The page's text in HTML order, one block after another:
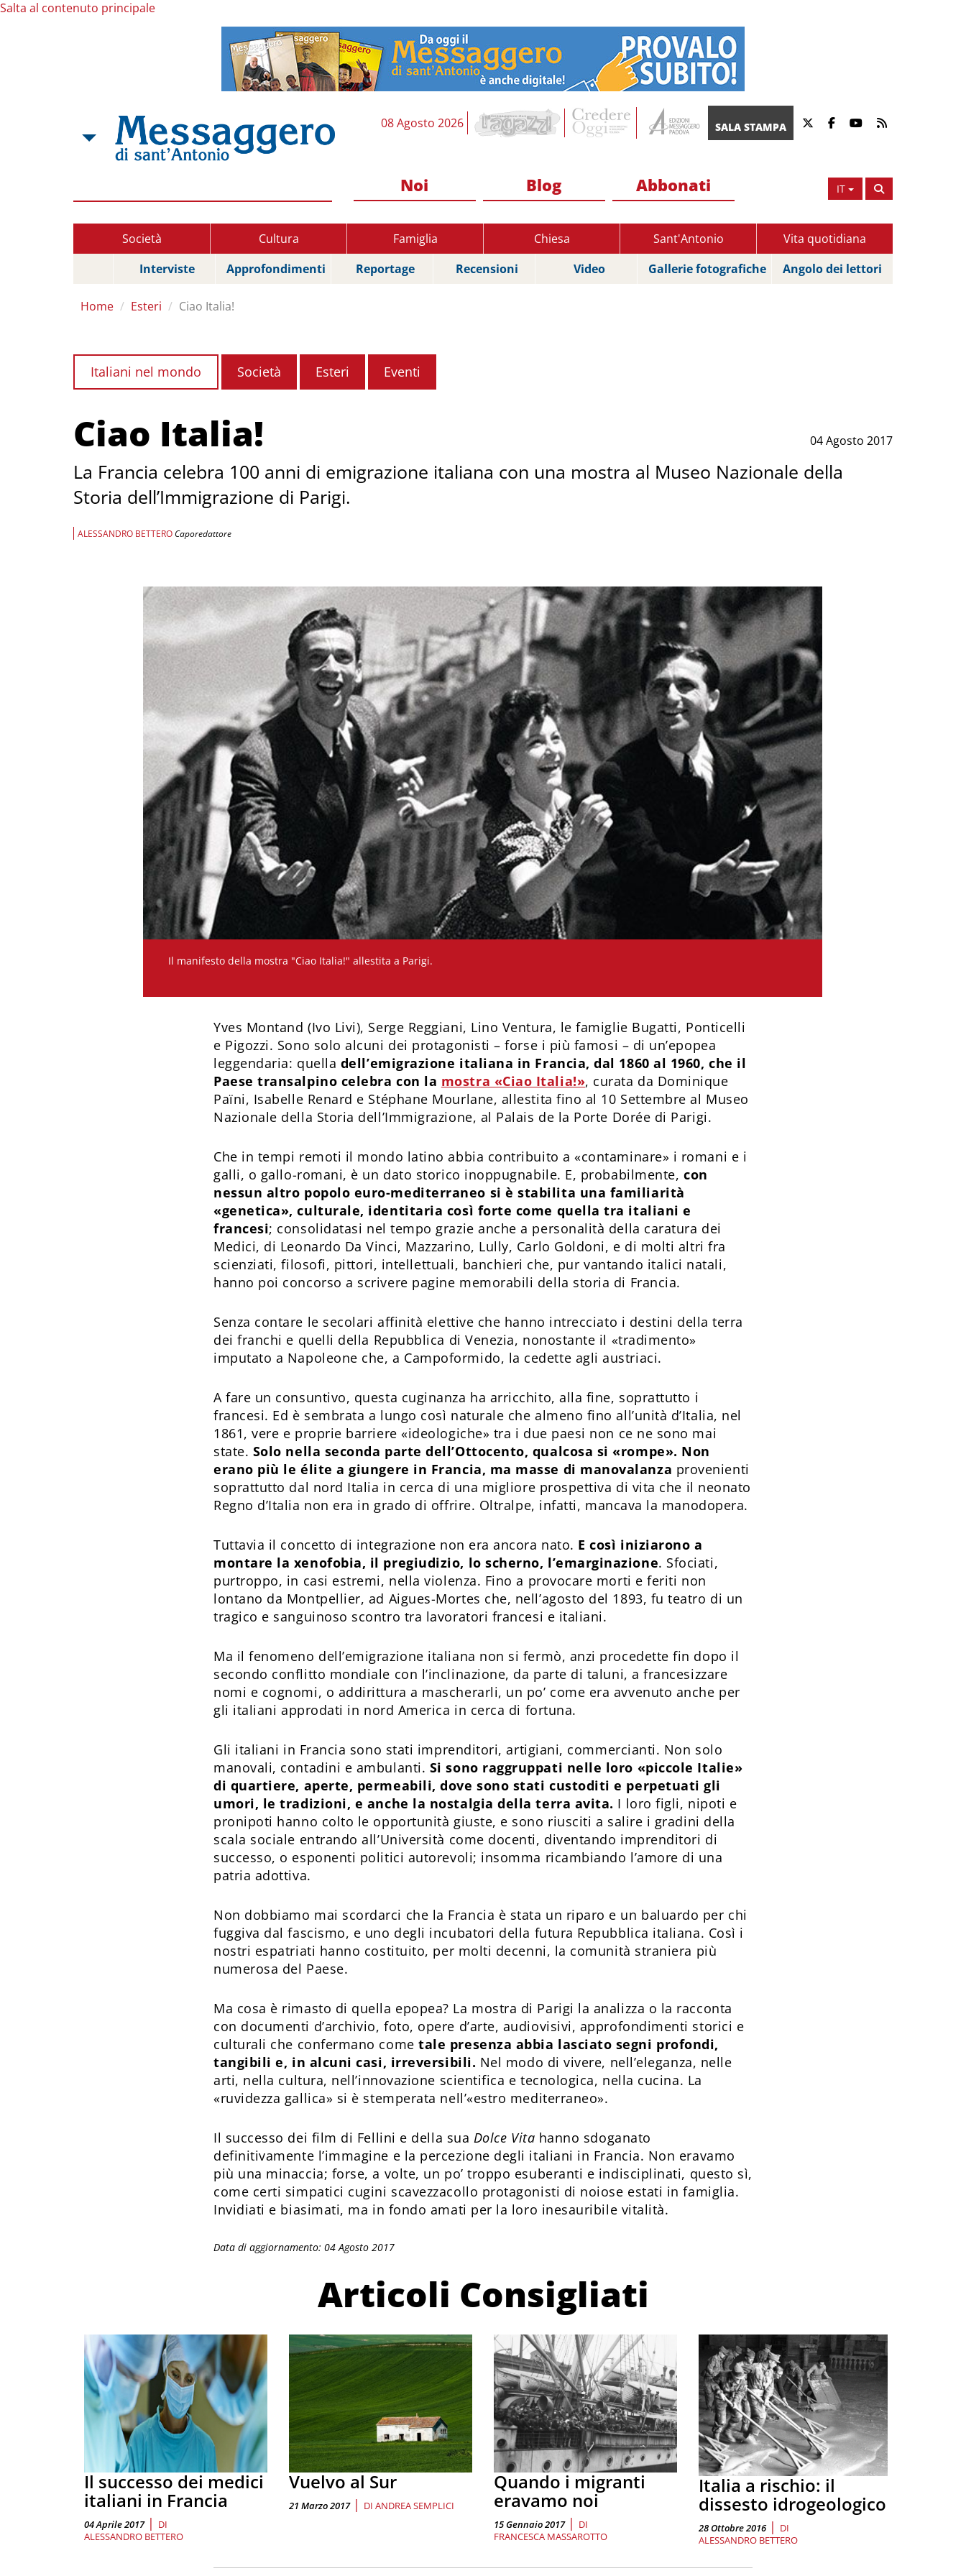
Salta al contenuto principale
08 Agosto 2026 SALA STAMPA
IT
Noi Blog Abbonati
Società Cultura Famiglia Chiesa Sant'Antonio
Vita quotidiana
Interviste
Approfondimenti Reportage Recensioni Video Gallerie fotografiche Angolo dei lettori
Home Esteri Ciao Italia!
Italiani nel mondo Società Esteri Eventi
04 Agosto 2017
Ciao Italia!
La Francia celebra 100 anni di emigrazione italiana con una mostra al Museo Nazionale della
Storia dell’Immigrazione di Parigi.
ALESSANDRO BETTEROCaporedattore
Il manifesto della mostra "Ciao Italia!" allestita a Parigi.
Yves Montand (Ivo Livi), Serge Reggiani, Lino Ventura, le famiglie Bugatti, Ponticelli
e Pigozzi. Sono solo alcuni dei protagonisti – forse i più famosi – di un’epopea
leggendaria: quella dell’emigrazione italiana in Francia, dal 1860 al 1960, che il
Paese transalpino celebra con la mostra «Ciao Italia!», curata da Dominique
Païni, Isabelle Renard e Stéphane Mourlane, allestita fino al 10 Settembre al Museo
Nazionale della Storia dell’Immigrazione, al Palais de la Porte Dorée di Parigi.
Che in tempi remoti il mondo latino abbia contribuito a «contaminare» i romani e i
galli, o gallo-romani, è un dato storico inoppugnabile. E, probabilmente, con
nessun altro popolo euro-mediterraneo si è stabilita una familiarità
«genetica», culturale, identitaria così forte come quella tra italiani e
francesi; consolidatasi nel tempo grazie anche a personalità della caratura dei
Medici, di Leonardo Da Vinci, Mazzarino, Lully, Carlo Goldoni, e di molti altri fra
scienziati, filosofi, pittori, intellettuali, banchieri che, pur vantando italici natali,
hanno poi concorso a scrivere pagine memorabili della storia di Francia.
Senza contare le secolari affinità elettive che hanno intrecciato i destini della terra
dei franchi e quelli della Repubblica di Venezia, nonostante il «tradimento»
imputato a Napoleone che, a Campoformido, la cedette agli austriaci.
A fare un consuntivo, questa cuginanza ha arricchito, alla fine, soprattutto i
francesi. Ed è sembrata a lungo così naturale che almeno fino all’unità d’Italia, nel
1861, vere e proprie barriere «ideologiche» tra i due paesi non ce ne sono mai
state. Solo nella seconda parte dell’Ottocento, qualcosa si «rompe». Non
erano più le élite a giungere in Francia, ma masse di manovalanza provenienti
soprattutto dal nord Italia in cerca di una migliore prospettiva di vita che il neonato
Regno d’Italia non era in grado di offrire. Oltralpe, infatti, mancava la manodopera.
Tuttavia il concetto di integrazione non era ancora nato. E così iniziarono a
montare la xenofobia, il pregiudizio, lo scherno, l’emarginazione. Sfociati,
purtroppo, in casi estremi, nella violenza. Fino a provocare morti e feriti non
lontano da Montpellier, ad Aigues-Mortes che, nell’agosto del 1893, fu teatro di un
tragico e sanguinoso scontro tra lavoratori francesi e italiani.
Ma il fenomeno dell’emigrazione italiana non si fermò, anzi procedette fin dopo il
secondo conflitto mondiale con l’inclinazione, da parte di taluni, a francesizzare
nomi e cognomi, o addirittura a mascherarli, un po’ come era avvenuto anche per
gli italiani approdati in nord America in cerca di fortuna.
Gli italiani in Francia sono stati imprenditori, artigiani, commercianti. Non solo
manovali, contadini e ambulanti. Si sono raggruppati nelle loro «piccole Italie»
di quartiere, aperte, permeabili, dove sono stati custoditi e perpetuati gli
umori, le tradizioni, e anche la nostalgia della terra avita. I loro figli, nipoti e
pronipoti hanno colto le opportunità giuste, e sono riusciti a salire i gradini della
scala sociale entrando all’Università come docenti, diventando imprenditori di
successo, o esponenti politici autorevoli; insomma ricambiando l’amore di una
patria adottiva.
Non dobbiamo mai scordarci che la Francia è stata un riparo e un baluardo per chi
fuggiva dal fascismo, e uno degli incubatori della futura Repubblica italiana. Così i
nostri espatriati hanno costituito, per molti decenni, la comunità straniera più
numerosa del Paese.
Ma cosa è rimasto di quella epopea? La mostra di Parigi la analizza o la racconta
con documenti d’archivio, foto, opere d’arte, audiovisivi, approfondimenti storici e
culturali che confermano cometale presenza abbia lasciato segni profondi,
tangibili e, in alcuni casi, irreversibili. Nel modo di vivere, nell’eleganza, nelle
arti, nella cultura, nell’innovazione scientifica e tecnologica, nella cucina. La
«ruvidezza gallica» si è stemperata nell’«estro mediterraneo».
Il successo dei film di Fellini e della sua Dolce Vita hanno sdoganato
definitivamente l’immagine e la percezione degli italiani in Francia. Non eravamo
più una minaccia; forse, a volte, un po’ troppo esuberanti e indisciplinati, questo sì,
come certi simpatici cugini scavezzacollo protagonisti di noiose estati in famiglia.
Invidiati e biasimati, ma in fondo amati per la loro inesauribile vitalità.
Data di aggiornamento: 04 Agosto 2017
Articoli Consigliati
Il successo dei medici
italiani in Francia
04 Aprile 2017 | DI
ALESSANDRO BETTERO
Vuelvo al Sur
21 Marzo 2017 | DI ANDREA SEMPLICI
Quando i migranti
eravamo noi
15 Gennaio 2017 | DI
FRANCESCA MASSAROTTO
Italia a rischio: il
dissesto idrogeologico
28 Ottobre 2016 | DI
ALESSANDRO BETTERO